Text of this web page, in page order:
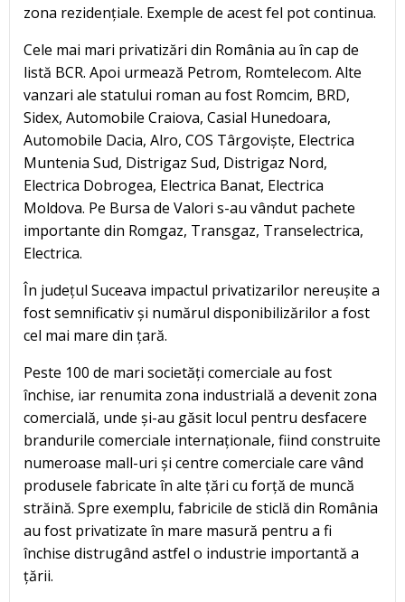
zona rezidențiale. Exemple de acest fel pot continua.
Cele mai mari privatizări din România au în cap de
listă BCR. Apoi urmează Petrom, Romtelecom. Alte
vanzari ale statului roman au fost Romcim, BRD,
Sidex, Automobile Craiova, Casial Hunedoara,
Automobile Dacia, Alro, COS Târgoviște, Electrica
Muntenia Sud, Distrigaz Sud, Distrigaz Nord,
Electrica Dobrogea, Electrica Banat, Electrica
Moldova. Pe Bursa de Valori s-au vândut pachete
importante din Romgaz, Transgaz, Transelectrica,
Electrica.
În județul Suceava impactul privatizarilor nereușite a
fost semnificativ și numărul disponibilizărilor a fost
cel mai mare din țară.
Peste 100 de mari societăți comerciale au fost
închise, iar renumita zona industrială a devenit zona
comercială, unde și-au găsit locul pentru desfacere
brandurile comerciale internaționale, fiind construite
numeroase mall-uri și centre comerciale care vând
produsele fabricate în alte țări cu forță de muncă
străină. Spre exemplu, fabricile de sticlă din România
au fost privatizate în mare masură pentru a fi
închise distrugând astfel o industrie importantă a
țării.